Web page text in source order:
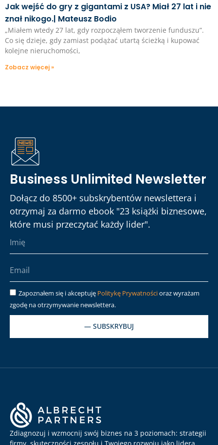
Jak wejść do gry z gigantami z USA? Miał 27 lat i nie
znał nikogo.| Mateusz Bodio
„Miałem wtedy 27 lat, gdy rozpocząłem tworzenie funduszu”.
Co się dzieje, gdy zamiast podążać utartą ścieżką i kupować
kolejne nieruchomości,
Zobacz więcej »
Business Unlimited Newsletter
Dołącz do 8500+ subskrybentów newslettera i
otrzymaj za darmo ebook "23 książki biznesowe,
które musi przeczytać każdy lider".
Zapoznałem się i akceptuję Politykę Prywatnościoraz wyrażam
zgodę na otrzymywanie newslettera.
— SUBSKRYBUJ
Zdiagnozuj i wzmocnij swój biznes na 3 poziomach: strategii